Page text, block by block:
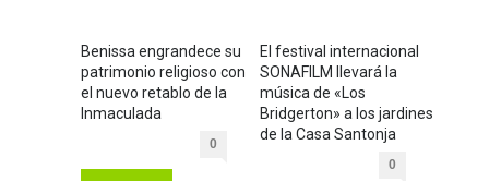
Benissa engrandece su
patrimonio religioso con
el nuevo retablo de la
Inmaculada
0
El festival internacional
SONAFILM llevará la
música de «Los
Bridgerton» a los jardines
de la Casa Santonja
0